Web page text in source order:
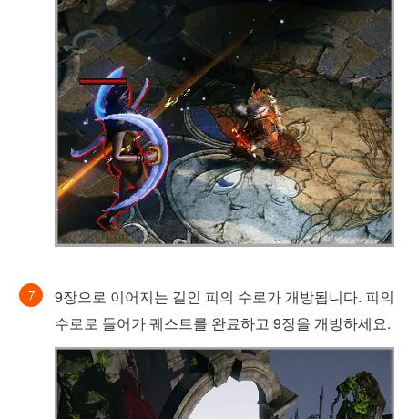
9장으로 이어지는 길인 피의 수로가 개방됩니다. 피의
수로로 들어가 퀘스트를 완료하고 9장을 개방하세요.